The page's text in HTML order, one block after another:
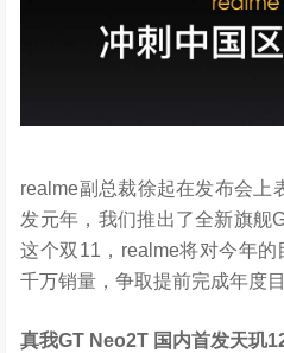
realme副总裁徐起在发布会上
发元年，我们推出了全新旗舰
这个双11，realme将对今年
千万销量，争取提前完成年度
真我GT Neo2T 国内首发天玑